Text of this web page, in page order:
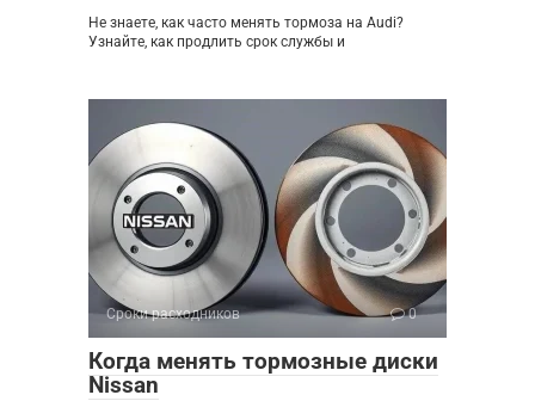
Не знаете, как часто менять тормоза на Audi?
Узнайте, как продлить срок службы и
Сроки расходников 0
Когда менять тормозные диски
Nissan